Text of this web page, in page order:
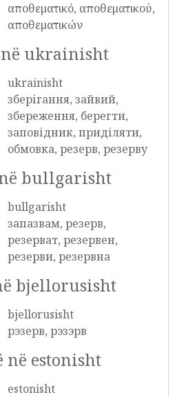
αποθεματικό, αποθεματικού,
αποθεματικών
ukrainisht
ukrainisht
зберігання, зайвий,
збереження, берегти,
заповідник, приділяти,
обмовка, резерв, резерву
bullgarisht
bullgarisht
запазвам, резерв,
резерват, резервен,
резерви, резервна
bjellorusisht
bjellorusisht
рэзерв, рэзэрв
në estonisht
estonisht